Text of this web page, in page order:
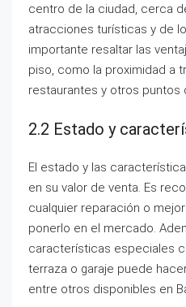
centro de la ciudad, cerca
atracciones turísticas y de
importante resaltar las
piso, como la proximidad a
restaurantes y otros puntos
2.2 Estado y
El estado y las
en su valor de venta. Es
cualquier reparación o
ponerlo en el mercado.
características especiales
terraza o garaje puede
entre otros disponibles en